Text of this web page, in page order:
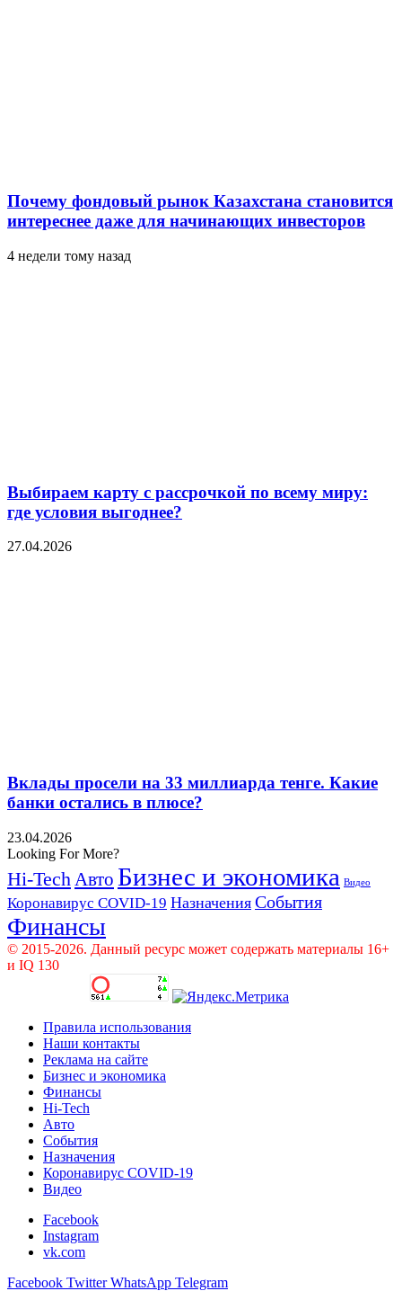
Почему фондовый рынок Казахстана становится
интереснее даже для начинающих инвесторов
4 недели тому назад
Выбираем карту с рассрочкой по всему миру:
где условия выгоднее?
27.04.2026
Вклады просели на 33 миллиарда тенге. Какие
банки остались в плюсе?
23.04.2026
Looking For More?
Hi-Tech Авто Бизнес и экономика Видео
Коронавирус COVID-19 Назначения События
Финансы
© 2015-2026. Данный ресурс может содержать материалы 16+
и IQ 130
Правила использования
Наши контакты
Реклама на сайте
Бизнес и экономика
Финансы
Hi-Tech
Авто
События
Назначения
Коронавирус COVID-19
Видео
Facebook
Instagram
vk.com
Facebook Twitter WhatsApp Telegram